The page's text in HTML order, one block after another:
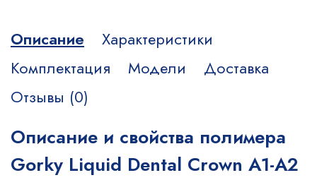
Описание
Характеристики
Комплектация
Модели
Доставка
Отзывы (0)
Описание и свойства полимера
Gorky Liquid Dental Crown A1-A2